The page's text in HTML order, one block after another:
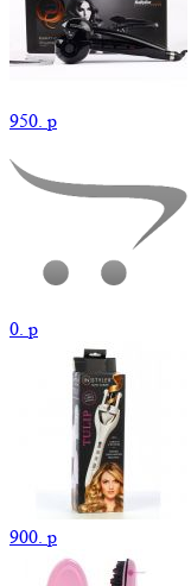
950. p
0. p
900. p